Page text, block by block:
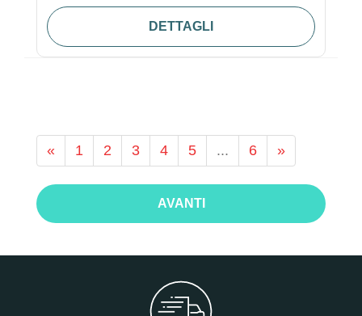
DETTAGLI
« 1 2 3 4 5 ... 6 »
AVANTI